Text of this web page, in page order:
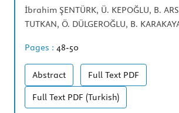
İbrahim ŞENTÜRK, Ü. KEPOĞLU, B.
TUTKAN, Ö. DÜLGEROĞLU, B.
Pages : 48-50
Abstract Full Text PDF
Full Text PDF (Turkish)